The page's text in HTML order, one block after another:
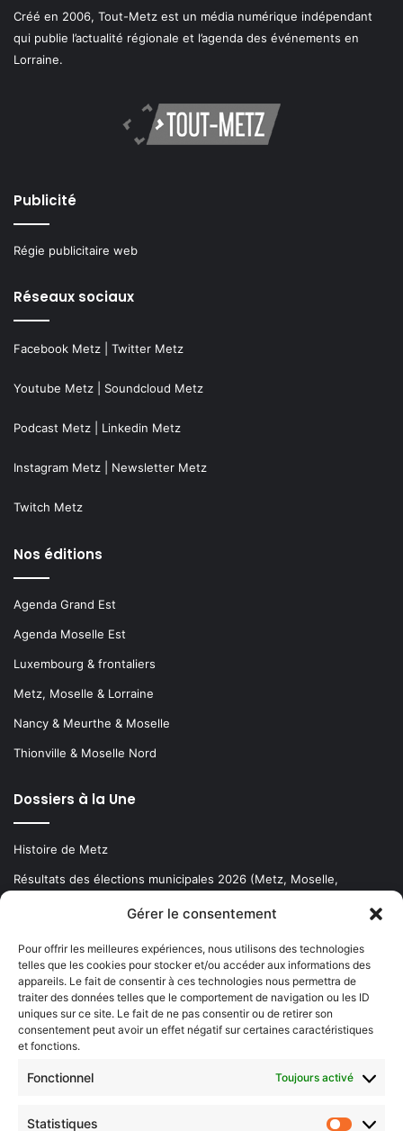
Gérer le consentement
Pour offrir les meilleures expériences, nous utilisons des technologies
telles que les cookies pour stocker et/ou accéder aux informations des
appareils. Le fait de consentir à ces technologies nous permettra de
traiter des données telles que le comportement de navigation ou les ID
uniques sur ce site. Le fait de ne pas consentir ou de retirer son
consentement peut avoir un effet négatif sur certaines caractéristiques
et fonctions.
Fonctionnel Toujours activé
Statistiques
Créé en 2006, Tout-Metz est un média numérique indépendant
qui publie l’actualité régionale et l’agenda des événements en
Lorraine.
Publicité
Régie publicitaire web
Réseaux sociaux
Facebook Metz Twitter Metz
Youtube Metz Soundcloud Metz
Podcast Metz Linkedin Metz
Instagram Metz Newsletter Metz
Twitch Metz
Nos éditions
Agenda Grand Est
Agenda Moselle Est
Luxembourg & frontaliers
Metz, Moselle & Lorraine
Nancy & Meurthe & Moselle
Thionville & Moselle Nord
Dossiers à la Une
Histoire de Metz
Résultats des élections municipales 2026 (Metz, Moselle,
Newsletter gratuite
Choisissez : matin, soir ou hebdo ?